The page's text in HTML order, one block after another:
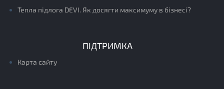
Тепла підлога DEVI. Як досягти максимуму в бізнесі?
ПІДТРИМКА
Карта сайту